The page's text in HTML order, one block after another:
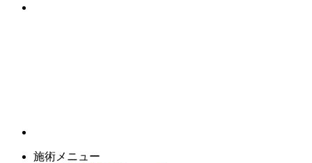
施術メニュー